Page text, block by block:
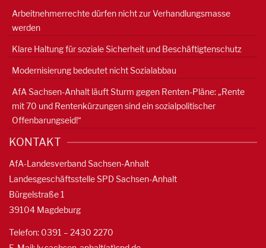
Arbeitnehmerrechte dürfen nicht zur Verhandlungsmasse
werden
Klare Haltung für soziale Sicherheit und Beschäftigtenschutz
Modernisierung bedeutet nicht Sozialabbau
AfA Sachsen-Anhalt läuft Sturm gegen Renten-Pläne: „Rente
mit 70 und Rentenkürzungen sind ein sozialpolitischer
Offenbarungseid!“
KONTAKT
AfA-Landesverband Sachsen-Anhalt
Landesgeschäftsstelle SPD Sachsen-Anhalt
Bürgelstraße 1
39104 Magdeburg
Telefon: 0391 – 2430 2270